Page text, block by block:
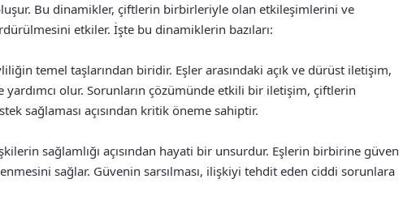
Bu dinamikler, çiftlerin birbirleriyle olan etkileşimlerini ve
etkiler. İşte bu dinamiklerin bazıları:
temel taşlarından biridir. Eşler arasındaki açık ve dürüst iletişim,
olur. Sorunların çözümünde etkili bir iletişim, çiftlerin
sağlaması açısından kritik öneme sahiptir.
sağlamlığı açısından hayati bir unsurdur. Eşlerin birbirine güven
sağlar. Güvenin sarsılması, ilişkiyi tehdit eden ciddi sorunlara